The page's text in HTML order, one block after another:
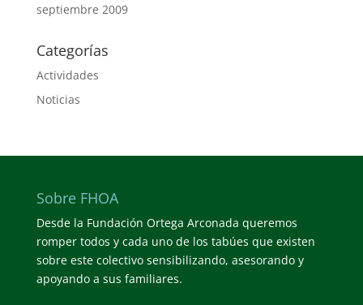
septiembre 2009
Categorías
Actividades
Noticias
Sobre FHOA
Desde la Fundación Ortega Arconada queremos
romper todos y cada uno de los tabúes que existen
sobre este colectivo sensibilizando, asesorando y
apoyando a sus familiares.